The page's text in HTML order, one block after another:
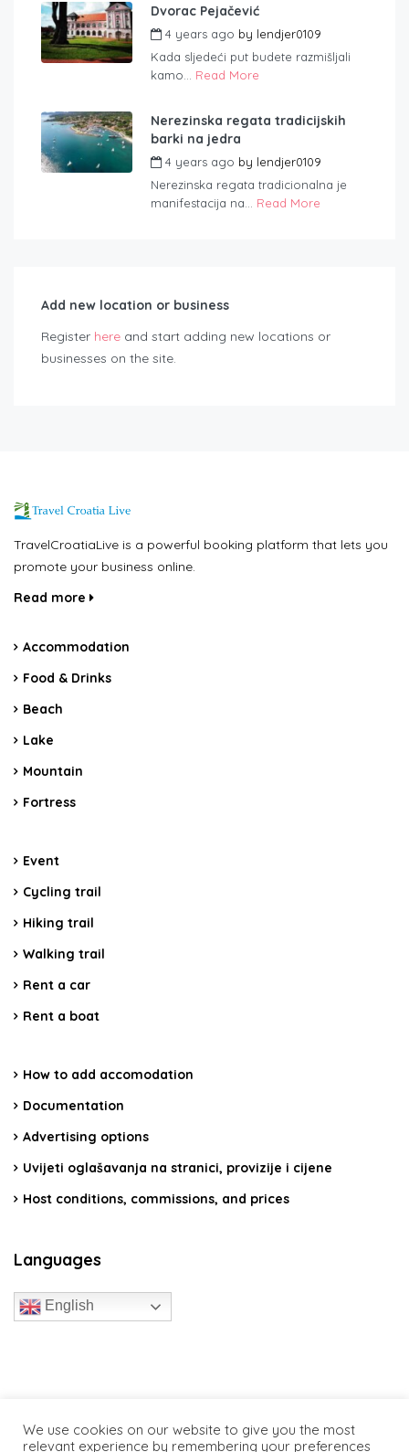
Dvorac Pejačević
4 years ago by lendjer0109
Kada sljedeći put budete razmišljali
kamo... Read More
Nerezinska regata tradicijskih
barki na jedra
4 years ago by lendjer0109
Nerezinska regata tradicionalna je
manifestacija na... Read More
Add new location or business
Register here and start adding new locations or
businesses on the site.
TravelCroatiaLive is a powerful booking platform that lets you
promote your business online.
Read more
Accommodation
Food & Drinks
Beach
Lake
Mountain
Fortress
Event
Cycling trail
Hiking trail
Walking trail
Rent a car
Rent a boat
How to add accomodation
Documentation
Advertising options
Uvijeti oglašavanja na stranici, provizije i cijene
Host conditions, commissions, and prices
Languages
English
We use cookies on our website to give you the most
relevant experience by remembering your preferences